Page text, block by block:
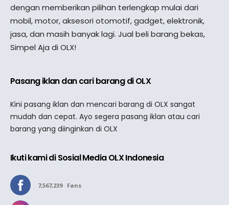
dengan memberikan pilihan terlengkap mulai dari
mobil, motor, aksesori otomotif, gadget, elektronik,
jasa, dan masih banyak lagi. Jual beli barang bekas,
Simpel Aja di OLX!
Pasang iklan dan cari barang di OLX
Kini pasang iklan dan mencari barang di OLX sangat
mudah dan cepat. Ayo segera pasang iklan atau cari
barang yang diinginkan di OLX
Ikuti kami di Sosial Media OLX Indonesia
7,567,239 Fans